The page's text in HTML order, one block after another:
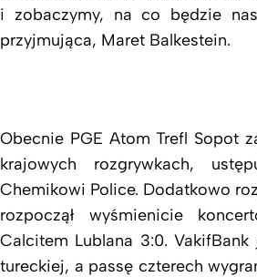
i zobaczymy, na co będzie
przyjmująca, Maret Balkestein.
Obecnie PGE Atom Trefl Sopot
krajowych rozgrywkach,
Chemikowi Police. Dodatkowo
rozpoczął wyśmienicie
Calcitem Lublana 3:0.
tureckiej, a passę czterech